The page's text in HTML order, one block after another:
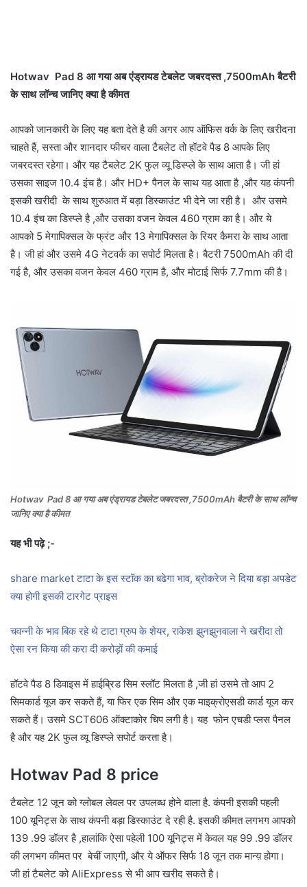
Hotwav Pad 8 आ गया अब एंड्रायड टेबलेट जबरदस्त ,7500mAh बैटरी
के साथ लॉन्च जानिए क्या है कीमत
आपको जानकारी के लिए यह बता देते है की अगर आप ऑफिस वर्क के लिए खरीदना
चाहते हैं, सस्ता और शानदार फीचर वाला टैबलेट तो हॉटवे पैड 8 आपके लिए
जबरदस्त रहेगा। और यह टैबलेट 2K फुल व्यू डिस्प्ले के साथ आता है। जी हां
उसका साइज 10.4 इंच है। और HD+ पैनल के साथ यह आता है ,और यह कंपनी
इसकी खरीदी के साथ शुरुआत में बड़ा डिस्काउंट भी देने जा रही है। और उसमे
10.4 इंच का डिस्प्ले है ,और उसका वजन केवल 460 ग्राम का है। और ये
आपको 5 मेगापिक्सल के फ्रंट और 13 मेगापिक्सल के रियर कैमरा के साथ आता
है। जी हां और उसमे 4G नेटवर्क का सपोर्ट मिलता है। बैटरी 7500mAh की दी
गई है, और उसका वजन केवल 460 ग्राम है, और मोटाई सिर्फ 7.7mm की है।
Hotwav Pad 8 आ गया अब एंड्रायड टेबलेट जबरदस्त ,7500mAh बैटरी के साथ लॉन्च
जानिए क्या है कीमत
यह भी पढ़े ;-
share market टाटा के इस स्टॉक का बढेगा भाव, ब्रोकरेज ने दिया बड़ा अपडेट
क्या होगी इसकी टारगेट प्राइस
चवन्नी के भाव बिक रहे थे टाटा ग्रुप के शेयर, राकेश झुनझुनवाला ने खरीदा तो
ऐसा रन किया की करा दी करोड़ों की कमाई
हॉटवे पैड 8 डिवाइस में हाईब्रिड सिम स्लॉट मिलता है ,जी हां उसमे तो आप 2
सिमकार्ड यूज कर सकते हैं, या फिर एक सिम और एक माइक्रोएसडी कार्ड यूज कर
सकते हैं। उसमे SCT606 ऑक्टाकोर चिप लगी है। यह फोन एचडी प्लस पैनल
है और यह 2K फुल व्यू डिस्प्ले सपोर्ट करता है।
Hotwav Pad 8 price
टैबलेट 12 जून को ग्लोबल लेवल पर उपलब्ध होने वाला है. कंपनी इसकी पहली
100 यूनिट्स के साथ कंपनी बड़ा डिस्काउंट दे रही है. इसकी कीमत लगभग आपको
139 .99 डॉलर है ,हालांकि ऐसा पहेली 100 यूनिट्स में केवल यह 99 .99 डॉलर
की लगभग कीमत पर बेचीं जाएगी, और ये ऑफर सिर्फ 18 जून तक मान्य़ होगा।
जी हां टैबलेट को AliExpress से भी आप खरीद सकते है।